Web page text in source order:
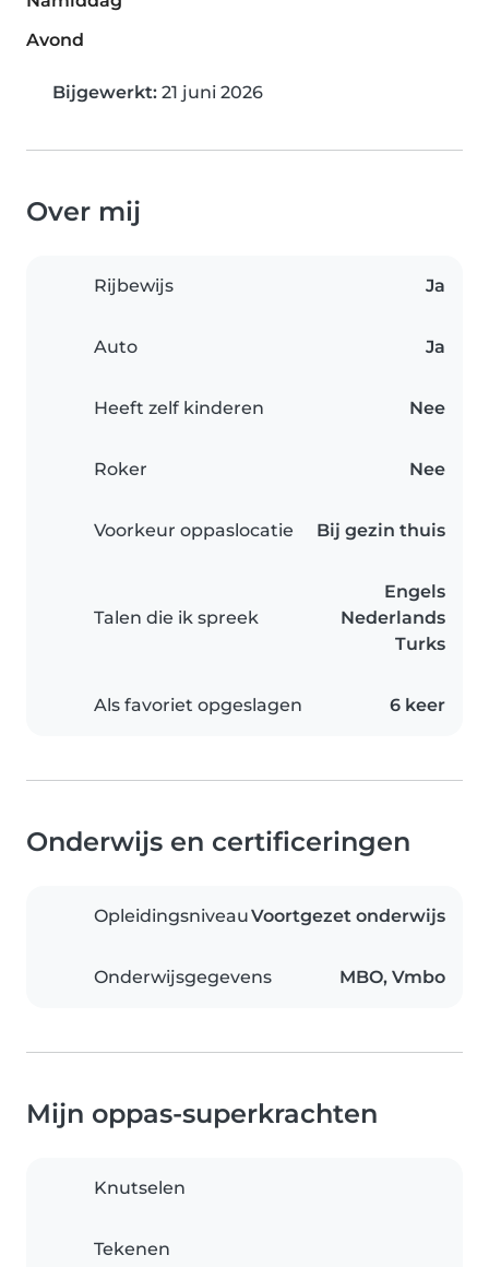
Avond
Bijgewerkt: 21 juni 2026
Over mij
Rijbewijs Ja
Auto Ja
Heeft zelf kinderen Nee
Roker Nee
Voorkeur oppaslocatie Bij gezin thuis
Talen die ik spreek
Engels
Nederlands
Turks
Als favoriet opgeslagen 6 keer
Onderwijs en certificeringen
OpleidingsniveauVoortgezet onderwijs
Onderwijsgegevens MBO, Vmbo
Mijn oppas-superkrachten
Knutselen
Tekenen